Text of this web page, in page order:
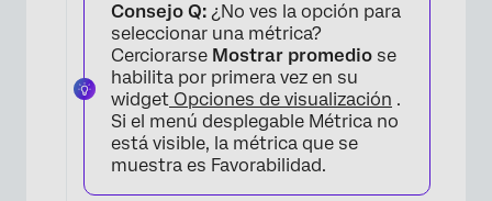
Consejo Q: ¿No ves la opción para
seleccionar una métrica?
Cerciorarse Mostrar promedio se
habilita por primera vez en su
widget Opciones de visualización .
Si el menú desplegable Métrica no
está visible, la métrica que se
muestra es Favorabilidad.